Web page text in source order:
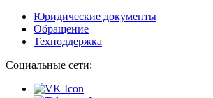
Юридические документы
Обращение
Техподдержка
Социальные сети: